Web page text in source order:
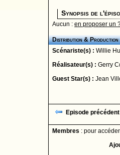
Synopsis de
Aucun : en proposer un
Distribution & Production
Scénariste(s) : Willie
Réalisateur(s) : Gerry
Guest Star(s) : Jean
Episode précédent
Membres : pour